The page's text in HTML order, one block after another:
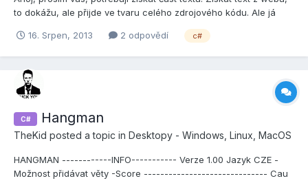
to dokážu, ale přijde ve tvaru celého zdrojového kódu. Ale já
src="cesta_k_obrazku" /> Jelikož je na stránkách většinou více
16. Srpen, 2013 2 odpovědí c#
C# Hangman
TheKid posted a topic in Desktopy - Windows, Linux, MacOS
HANGMAN ------------INFO----------- Verze 1.00 Jazyk CZE -
Možnost přidávat věty -Score ------------------------------ Cau